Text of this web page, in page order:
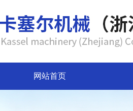
网站首页